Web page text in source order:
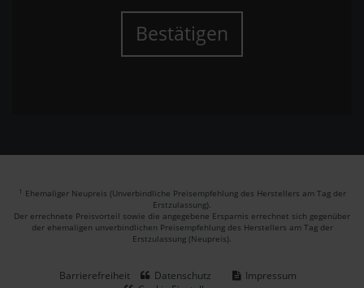
Bestätigen
1 Ehemaliger Neupreis (Unverbindliche Preisempfehlung des Herstellers am Tag der
Erstzulassung).
Der errechnete Preisvorteil sowie die angegebene Ersparnis errechnet sich gegenüber
der ehemaligen unverbindlichen Preisempfehlung des Herstellers am Tag der
Erstzulassung (Neupreis).
Barrierefreiheit Datenschutz
Impressum